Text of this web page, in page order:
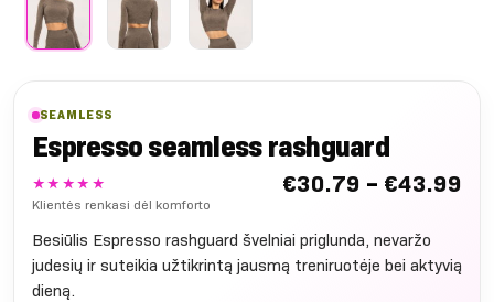
SEAMLESS
Espresso seamless rashguard
★★★★★
Klientės renkasi dėl komforto
€30.79 – €43.99
Besiūlis Espresso rashguard švelniai priglunda, nevaržo
judesių ir suteikia užtikrintą jausmą treniruotėje bei aktyvią
dieną.